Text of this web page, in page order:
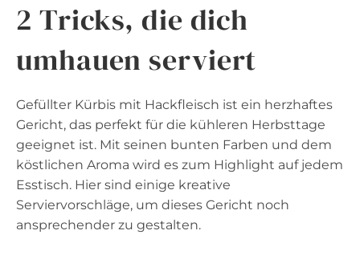
2 Tricks, die dich
umhauen serviert
Gefüllter Kürbis mit Hackfleisch ist ein herzhaftes
Gericht, das perfekt für die kühleren Herbsttage
geeignet ist. Mit seinen bunten Farben und dem
köstlichen Aroma wird es zum Highlight auf jedem
Esstisch. Hier sind einige kreative
Serviervorschläge, um dieses Gericht noch
ansprechender zu gestalten.